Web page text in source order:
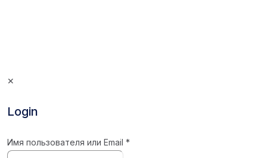
✕
Login
Имя пользователя или Email*